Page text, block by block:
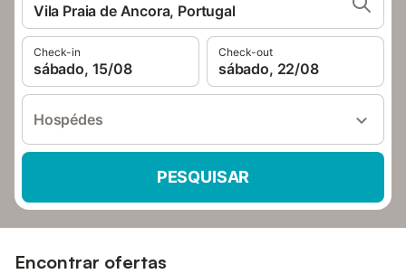
Vila Praia de Ancora, Portugal
Check-in
sábado, 15/08
Check-out
sábado, 22/08
Hospédes
PESQUISAR
Encontrar ofertas